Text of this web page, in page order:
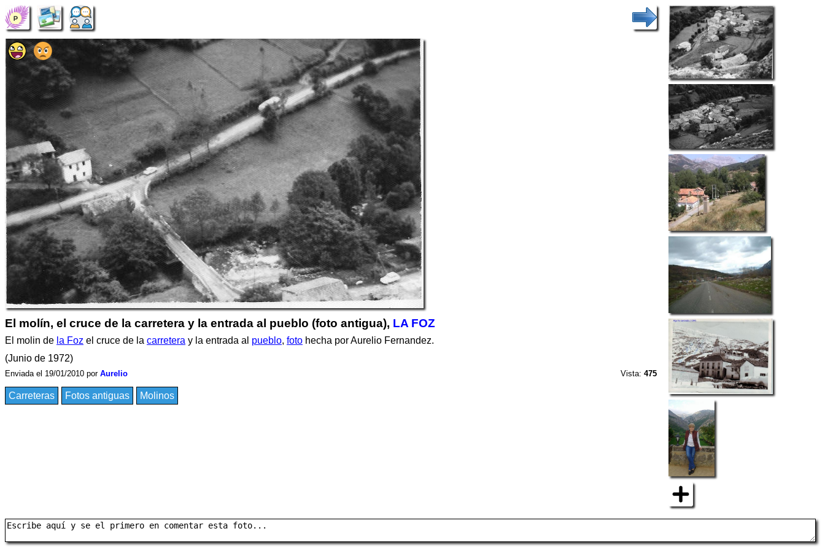
El molín, el cruce de la carretera y la entrada al pueblo (foto antigua), LA FOZ
El molin de la Foz el cruce de la carretera y la entrada al pueblo, foto hecha por Aurelio Fernandez.
(Junio de 1972)
Enviada el 19/01/2010 por Aurelio Vista:475
Carreteras Fotos antiguas Molinos